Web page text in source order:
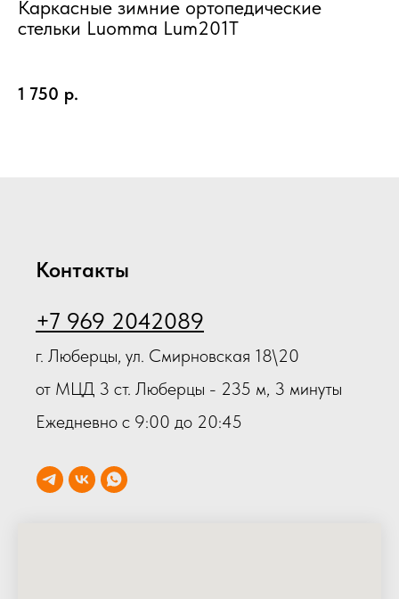
Каркасные зимние ортопедические
стельки Luomma Lum201T
1 750 р.
Контакты
+7 969 2042089
г. Люберцы, ул. Смирновская 18\20
от МЦД 3 ст. Люберцы - 235 м, 3 минуты
Ежедневно с 9:00 до 20:45